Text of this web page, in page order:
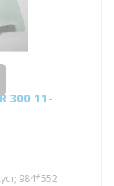
300 11-
984*552